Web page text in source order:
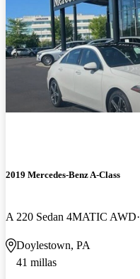
2019 Mercedes-Benz A-Class
A 220 Sedan 4MATIC AWD
Doylestown, PA
41 millas